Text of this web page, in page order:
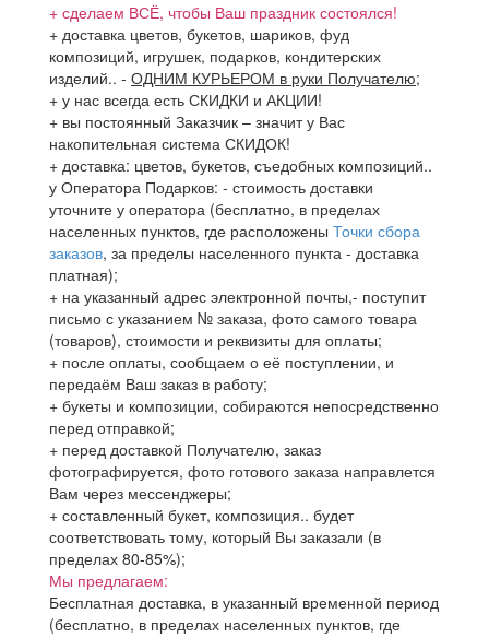
+ сделаем ВСЁ, чтобы Ваш праздник состоялся!
+ доставка цветов, букетов, шариков, фуд
композиций, игрушек, подарков, кондитерских
изделий.. - ОДНИМ КУРЬЕРОМ в руки Получателю;
+ у нас всегда есть СКИДКИ и АКЦИИ!
+ вы постоянный Заказчик – значит у Вас
накопительная система СКИДОК!
+ доставка: цветов, букетов, съедобных композиций..
у Оператора Подарков: - стоимость доставки
уточните у оператора (бесплатно, в пределах
населенных пунктов, где расположены Точки сбора
заказов, за пределы населенного пункта - доставка
платная);
+ на указанный адрес электронной почты,- поступит
письмо с указанием № заказа, фото самого товара
(товаров), стоимости и реквизиты для оплаты;
+ после оплаты, сообщаем о её поступлении, и
передаём Ваш заказ в работу;
+ букеты и композиции, собираются непосредственно
перед отправкой;
+ перед доставкой Получателю, заказ
фотографируется, фото готового заказа направлется
Вам через мессенджеры;
+ составленный букет, композиция.. будет
соответствовать тому, который Вы заказали (в
пределах 80-85%);
Мы предлагаем:
Бесплатная доставка, в указанный временной период
(бесплатно, в пределах населенных пунктов, где